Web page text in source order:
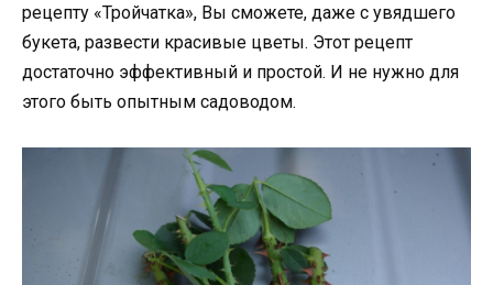
рецепту «Тройчатка», Вы сможете, даже с увядшего
букета, развести красивые цветы. Этот рецепт
достаточно эффективный и простой. И не нужно для
этого быть опытным садоводом.